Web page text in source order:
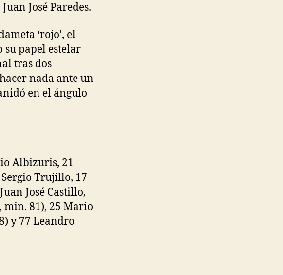
José Paredes.
‘rojo’, el
su papel estelar
tras dos
nada ante un
en el ángulo
Albizuris, 21
Trujillo, 17
José Castillo,
81), 25 Mario
y 77 Leandro